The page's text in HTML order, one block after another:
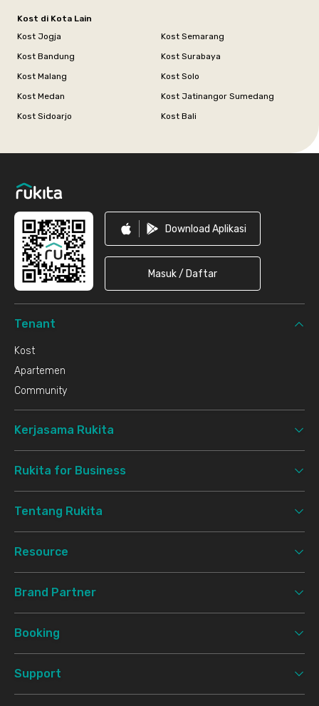
Kost di Kota Lain
Kost Jogja
Kost Semarang
Kost Bandung
Kost Surabaya
Kost Malang
Kost Solo
Kost Medan
Kost Jatinangor Sumedang
Kost Sidoarjo
Kost Bali
Download Aplikasi
Masuk / Daftar
Tenant
Kost
Apartemen
Community
Kerjasama Rukita
Rukita for Business
Tentang Rukita
Resource
Brand Partner
Booking
Support